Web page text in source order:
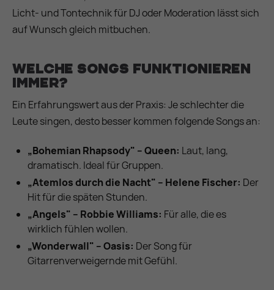
Licht- und Tontechnik für DJ oder Moderation lässt sich
auf Wunsch gleich mitbuchen.
Welche Songs funktionieren
immer?
Ein Erfahrungswert aus der Praxis: Je schlechter die
Leute singen, desto besser kommen folgende Songs an:
„Bohemian Rhapsody" – Queen: Laut, lang,
dramatisch. Ideal für Gruppen.
„Atemlos durch die Nacht" – Helene Fischer: Der
Hit für die späten Stunden.
„Angels" – Robbie Williams: Für alle, die es
wirklich fühlen wollen.
„Wonderwall" – Oasis: Der Song für
Gitarrenverweigernde mit Gefühl.